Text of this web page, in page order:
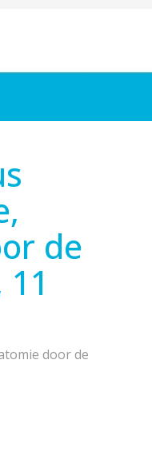
de
door de